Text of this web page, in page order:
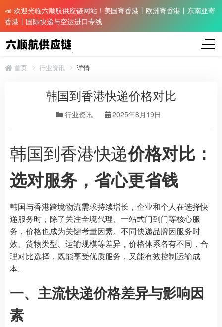
📣 欢迎光临六顺航供应链网站！美国寄香港丨欧洲寄香港丨东南亚寄
香港丨国际快递与空运进口专线
首页 行业资讯 详情
韩国到香港快递价格对比
行业资讯 2025年8月19日
韩国到香港快递价格对比：
选对服务，省心更省钱
韩国与香港跨境物流需求持续增长，企业和个人在选择快
递服务时，除了关注全境代理、一站式门到门等核心服
务，价格也成为关键考量因素。不同快递品牌因服务时
效、货物类型、运输规模等差异，价格体系各有不同，合
理对比选择，既能享受优质服务，又能有效控制运输成
本。
一、主流快递价格差异与影响因
素